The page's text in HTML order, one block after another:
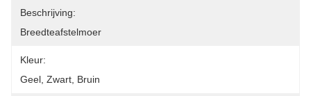
Beschrijving:
Breedteafstelmoer
Kleur:
Geel, Zwart, Bruin